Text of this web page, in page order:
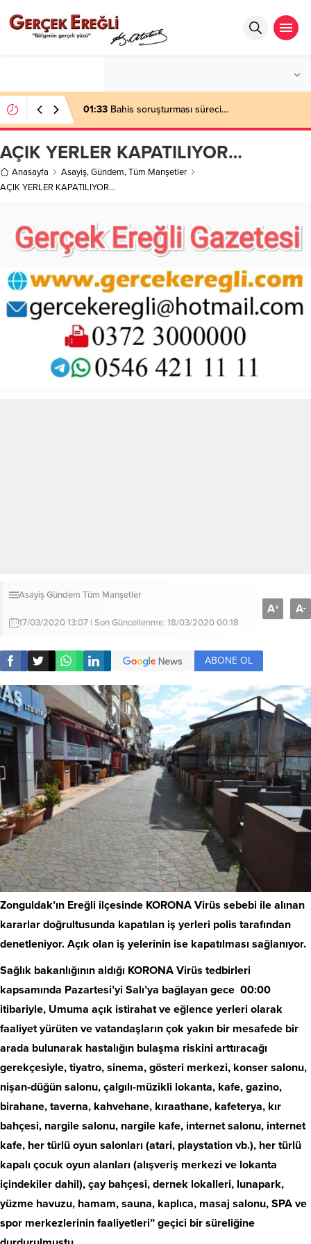
01:33 Bahis soruşturması süreci…
AÇIK YERLER KAPATILIYOR…
Anasayfa Asayiş,Gündem,Tüm Manşetler
AÇIK YERLER KAPATILIYOR…
AsayişGündem Tüm Manşetler
17/03/2020 13:07 | Son Güncellenme: 18/03/2020 00:18
A+ A-
ABONE OL
Zonguldak’ın Ereğli ilçesinde KORONA Virüs sebebi ile alınan
kararlar doğrultusunda kapatılan iş yerleri polis tarafından
denetleniyor. Açık olan iş yelerinin ise kapatılması sağlanıyor.
Sağlık bakanlığının aldığı KORONA Virüs tedbirleri
kapsamında Pazartesi’yi Salı’ya bağlayan gece 00:00
itibariyle, Umuma açık istirahat ve eğlence yerleri olarak
faaliyet yürüten ve vatandaşların çok yakın bir mesafede bir
arada bulunarak hastalığın bulaşma riskini arttıracağı
gerekçesiyle, tiyatro, sinema, gösteri merkezi, konser salonu,
nişan-düğün salonu, çalgılı-müzikli lokanta, kafe, gazino,
birahane, taverna, kahvehane, kıraathane, kafeterya, kır
bahçesi, nargile salonu, nargile kafe, internet salonu, internet
kafe, her türlü oyun salonları (atari, playstation vb.), her türlü
kapalı çocuk oyun alanları (alışveriş merkezi ve lokanta
içindekiler dahil), çay bahçesi, dernek lokalleri, lunapark,
yüzme havuzu, hamam, sauna, kaplıca, masaj salonu, SPA ve
spor merkezlerinin faaliyetleri” geçici bir süreliğine